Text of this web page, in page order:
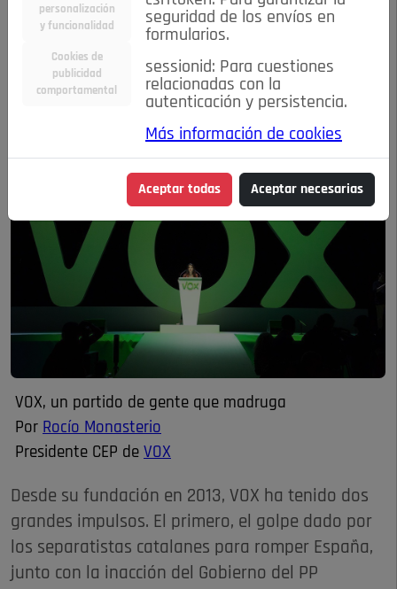
La españa que viene
07-11-2018 4:52 p.m.
VOX, un partido de gente que madruga
Por Rocío Monasterio
Presidente CEP de VOX
Desde su fundación en 2013, VOX ha tenido dos
grandes impulsos. El primero, el golpe dado por
los separatistas catalanes para romper España,
junto con la inacción del Gobierno del PP
personalización
y funcionalidad
Cookies de
publicidad
comportamental
seguridad de los envíos en
formularios.
sessionid: Para cuestiones
relacionadas con la
autenticación y persistencia.
Más información de cookies
Aceptar todas Aceptar necesarias